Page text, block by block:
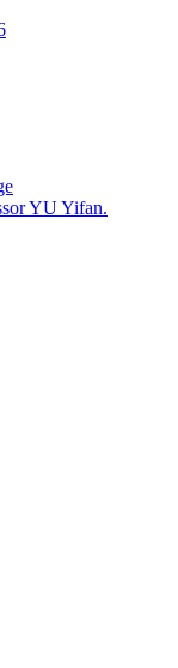
YU Yifan.